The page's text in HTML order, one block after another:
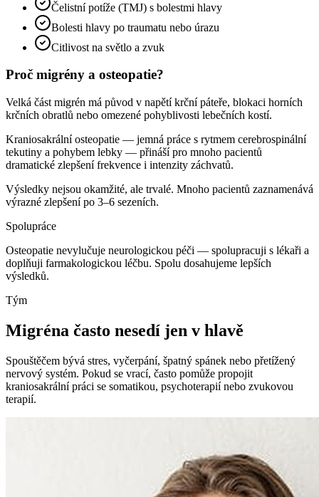
Čelistní potíže (TMJ) s bolestmi hlavy
Bolesti hlavy po traumatu nebo úrazu
Citlivost na světlo a zvuk
Proč migrény a osteopatie?
Velká část migrén má původ v napětí krční páteře, blokaci horních
krčních obratlů nebo omezené pohyblivosti lebečních kostí.
Kraniosakrální osteopatie — jemná práce s rytmem cerebrospinální
tekutiny a pohybem lebky — přináší pro mnoho pacientů
dramatické zlepšení frekvence i intenzity záchvatů.
Výsledky nejsou okamžité, ale trvalé. Mnoho pacientů zaznamenává
výrazné zlepšení po 3–6 sezeních.
Spolupráce
Osteopatie nevylučuje neurologickou péči — spolupracuji s lékaři a
doplňuji farmakologickou léčbu. Spolu dosahujeme lepších
výsledků.
Tým
Migréna často nesedí jen v hlavě
Spouštěčem bývá stres, vyčerpání, špatný spánek nebo přetížený
nervový systém. Pokud se vrací, často pomůže propojit
kraniosakrální práci se somatikou, psychoterapií nebo zvukovou
terapií.